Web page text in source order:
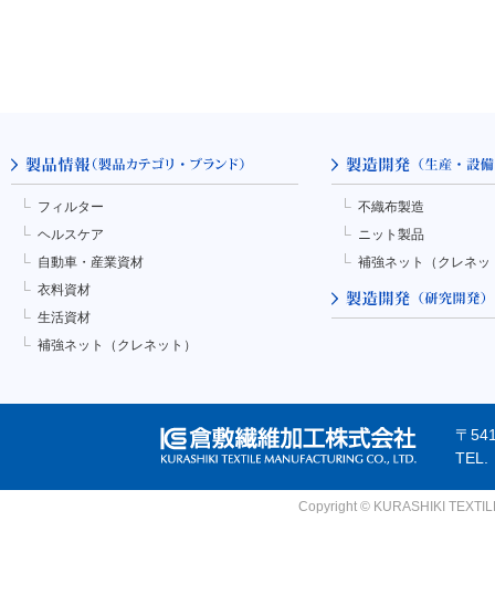
フィルター
ヘルスケア
自動車・産業資材
衣料資材
生活資材
補強ネット（クレネット）
不織布製造
ニット製品
補強ネット（クレネッ
〒
TEL.
Copyright © KURASHIKI